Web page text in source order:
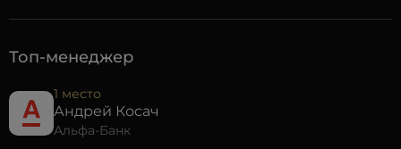
Топ-менеджер
1 место
Андрей Косач
Альфа-Банк